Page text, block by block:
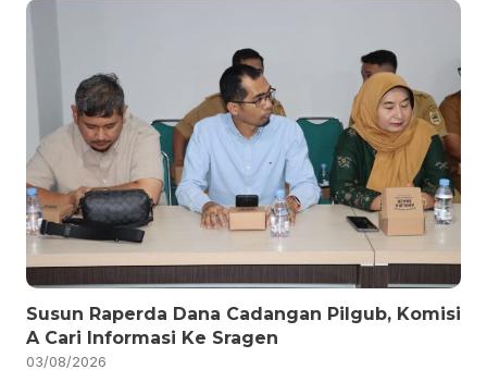
Susun Raperda Dana Cadangan Pilgub, Komisi
A Cari Informasi Ke Sragen
03/08/2026